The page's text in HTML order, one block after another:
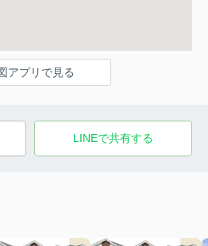
アプリで見る
LINEで共有する